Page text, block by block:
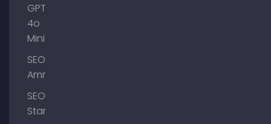
GPT-
4o
Mini
SEO
Ammersee
SEO
Starnberg